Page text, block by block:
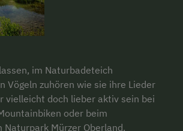
im Naturbadeteich
Vögeln zuhören wie sie ihre Lieder
vielleicht doch lieber aktiv sein bei
oder beim
Naturpark Mürzer Oberland.